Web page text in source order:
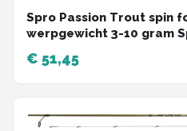
Spro Passion Trout spin
werpgewicht 3-10 gram
€ 51,45